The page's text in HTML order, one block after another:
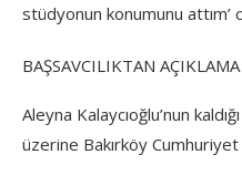
stüdyonun konumunu attım’
BAŞSAVCILIKTAN AÇIKLAMA
Aleyna Kalaycıoğlu’nun
üzerine Bakırköy Cumhuriyet